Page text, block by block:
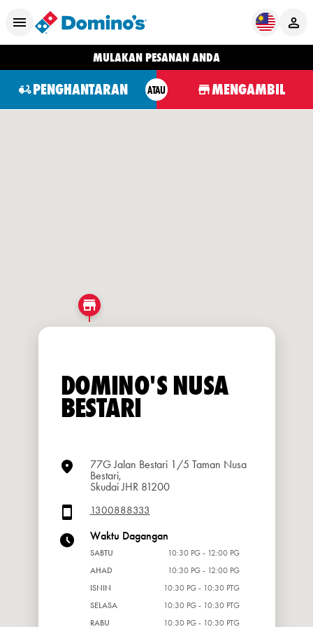
MULAKAN PESANAN ANDA
PENGHANTARAN ATAU MENGAMBIL
DOMINO'S NUSA
BESTARI
77G Jalan Bestari 1/5 Taman Nusa
Bestari,
Skudai JHR 81200
1300888333
Waktu Dagangan
SABTU
10:30 PG - 12:00 PG
AHAD
10:30 PG - 12:00 PG
ISNIN
10:30 PG - 10:30 PTG
SELASA
10:30 PG - 10:30 PTG
RABU
10:30 PG - 10:30 PTG